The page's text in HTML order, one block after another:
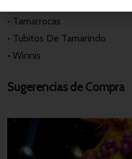
• Tamarrocas
• Tubitos De Tamarindo
• Winnis
Sugerencias de Compra